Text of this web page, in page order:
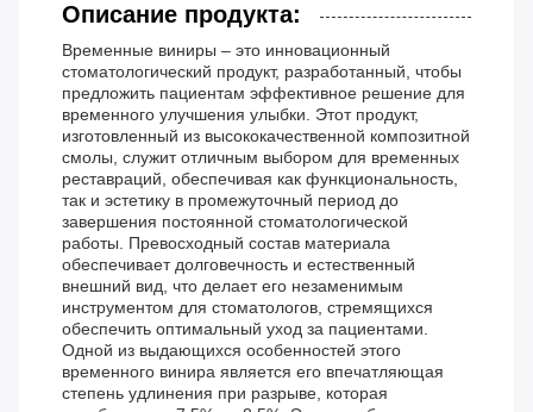
Описание продукта:
Временные виниры – это инновационный
стоматологический продукт, разработанный, чтобы
предложить пациентам эффективное решение для
временного улучшения улыбки. Этот продукт,
изготовленный из высококачественной композитной
смолы, служит отличным выбором для временных
реставраций, обеспечивая как функциональность,
так и эстетику в промежуточный период до
завершения постоянной стоматологической
работы. Превосходный состав материала
обеспечивает долговечность и естественный
внешний вид, что делает его незаменимым
инструментом для стоматологов, стремящихся
обеспечить оптимальный уход за пациентами.
Одной из выдающихся особенностей этого
временного винира является его впечатляющая
степень удлинения при разрыве, которая